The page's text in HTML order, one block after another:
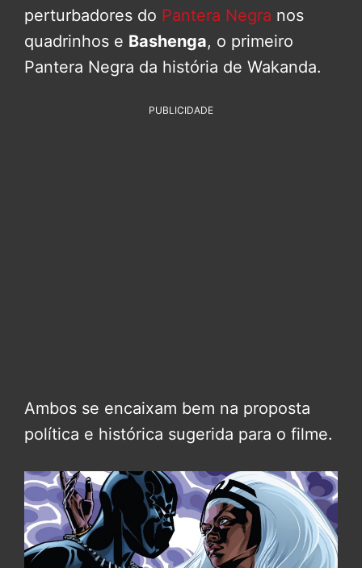
perturbadores do Pantera Negra nos
quadrinhos e Bashenga, o primeiro
Pantera Negra da história de Wakanda.
PUBLICIDADE
Ambos se encaixam bem na proposta
política e histórica sugerida para o filme.